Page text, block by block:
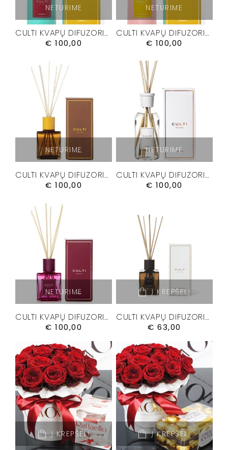
NETURIME
CULTI KVAPŲ DIFUZORIUS “CHROMIA I” 500 ML
€ 100,00
NETURIME
CULTI KVAPŲ DIFUZORIUS “CHROMIA II” 500 ML
€ 100,00
NETURIME
CULTI KVAPŲ DIFUZORIUS “DELICIA” 500 ML.
€ 100,00
NETURIME
CULTI KVAPŲ DIFUZORIUS “GRATIA” 500 ML.
€ 100,00
NETURIME
CULTI KVAPŲ DIFUZORIUS “MALIA” 500 ML.
€ 100,00
Į KREPŠELĮ
CULTI KVAPŲ DIFUZORIUS “MEDITERRANEA” 250ML.
€ 63,00
Į KREPŠELĮ Į KREPŠELĮ